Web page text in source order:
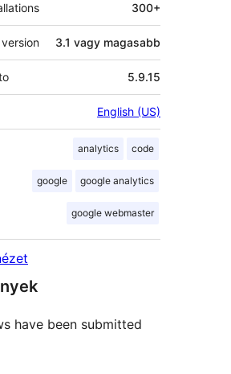
300+
3.1 vagy magasabb
5.9.15
English (US)
analytics code
google google analytics
google webmaster
have been submitted